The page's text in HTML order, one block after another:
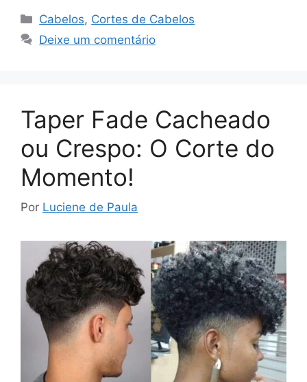
Categorias
Cabelos, Cortes de Cabelos
Deixe um comentário
Taper Fade Cacheado
ou Crespo: O Corte do
Momento!
Por Luciene de Paula